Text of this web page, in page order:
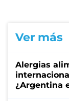
Ver más
Alergias
¿Argentina